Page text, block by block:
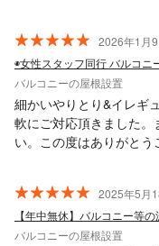
2026年1月
◉女性スタッフ同行 バルコニ
バルコニーの屋根設置
細かいやりとり&イレギ
軟にご対応頂きました。
い。この度はありがとう
2025年5月
バルコニーの屋根設置